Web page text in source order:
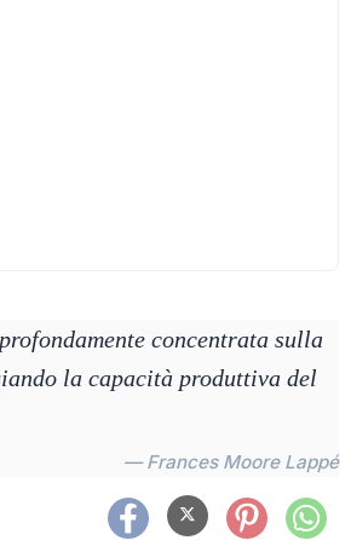
concentrata sulla
la capacità produttiva del
— Frances Moore Lappé